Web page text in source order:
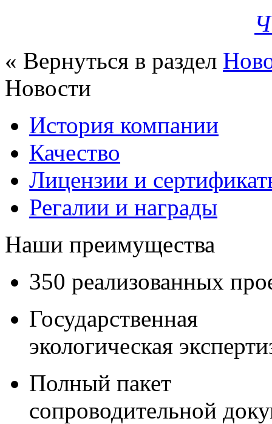
« Вернуться в раздел
Новости
История компании
Качество
Лицензии и
Регалии и награды
Наши преимущества
350 реализованных
Государственная
экологическая
Полный пакет
сопроводительной